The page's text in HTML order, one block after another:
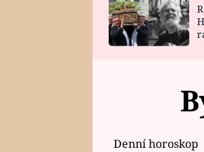
HOROSKOP NA
Denní horoskop